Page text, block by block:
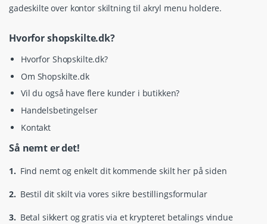
gadeskilte over kontor skiltning til akryl menu holdere.
Hvorfor shopskilte.dk?
Hvorfor Shopskilte.dk?
Om Shopskilte.dk
Vil du også have flere kunder i butikken?
Handelsbetingelser
Kontakt
Så nemt er det!
1. Find nemt og enkelt dit kommende skilt her på siden
2. Bestil dit skilt via vores sikre bestillingsformular
3. Betal sikkert og gratis via et krypteret betalings vindue